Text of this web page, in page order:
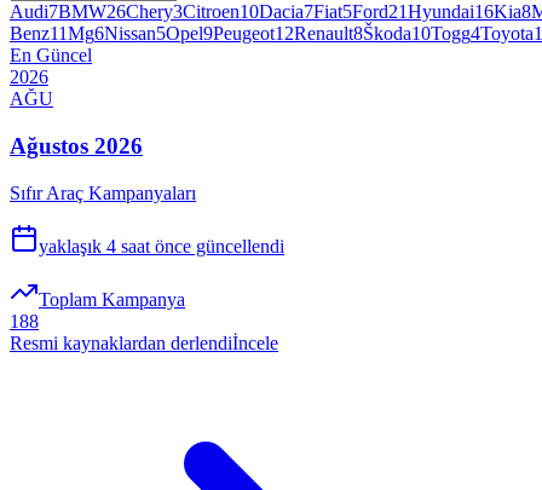
Audi7BMW26Chery3Citroen10Dacia7Fiat5Ford21Hyundai16Kia8
Benz11Mg6Nissan5Opel9Peugeot12Renault8Škoda10Togg4Toyota
En Güncel
2026
AĞU
Ağustos 2026
Sıfır Araç Kampanyaları
yaklaşık 4 saat önce güncellendi
Toplam Kampanya
188
Resmi kaynaklardan derlendiİncele